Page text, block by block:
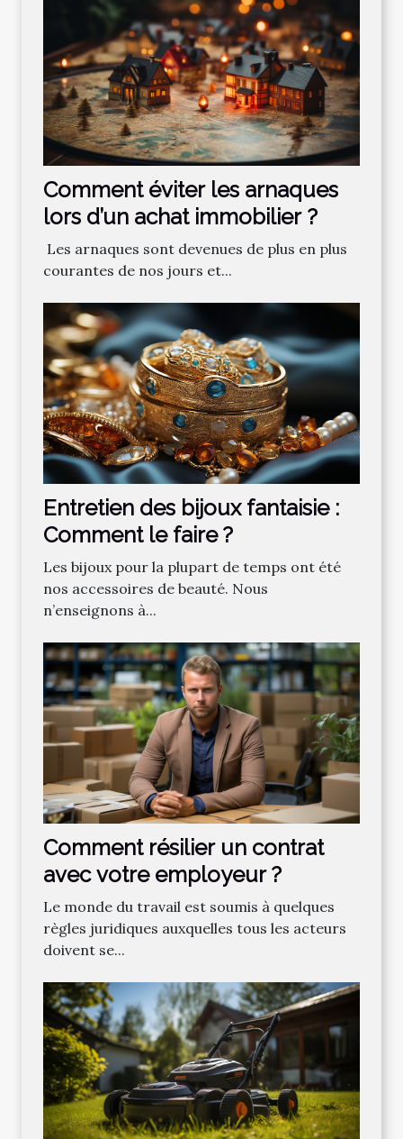
Comment‌ ‌éviter‌ ‌les‌ ‌arnaques‌
‌lors‌ ‌d’un‌ ‌achat‌ ‌immobilier ?‌ ‌
‌ Les‌ ‌arnaques‌ ‌sont‌ ‌devenues‌ ‌de‌ ‌plus‌ ‌en‌ ‌plus‌
‌courantes‌ ‌de‌ ‌nos‌ ‌jours‌ ‌et‌...
Entretien des bijoux fantaisie :
Comment le faire ?
Les bijoux pour la plupart de temps ont été
nos accessoires de beauté. Nous
n’enseignons à...
Comment résilier un contrat
avec votre employeur ?
Le monde du travail est soumis à quelques
règles juridiques auxquelles tous les acteurs
doivent se...